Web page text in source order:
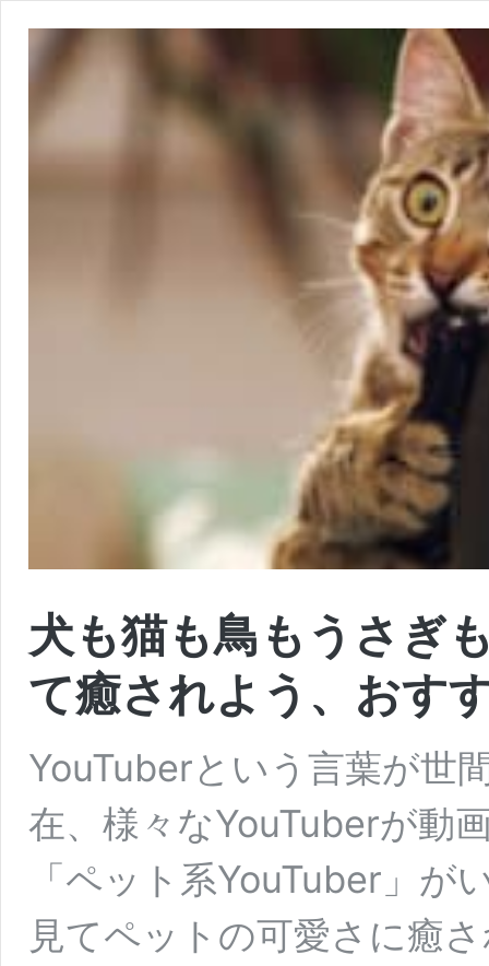
犬も猫も鳥もうさぎ
て癒されよう、おす
YouTuberという言葉が世
在、様々なYouTuberが動
「ペット系YouTuber」
見てペットの可愛さに癒